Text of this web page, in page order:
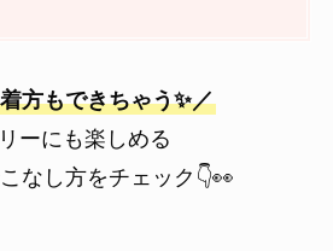
方もできちゃう✨／
ーにも楽しめる
なし方をチェック👇👀